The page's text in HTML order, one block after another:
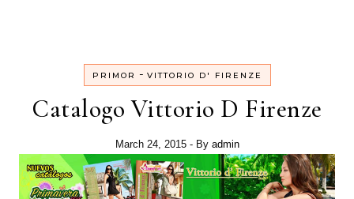
PRIMOR - VITTORIO D' FIRENZE
Catalogo Vittorio D Firenze
March 24, 2015 - By admin